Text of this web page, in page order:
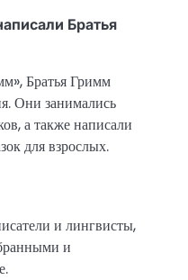
Братья
Братья Гримм
Они занимались
а также написали
для взрослых.
и лингвисты,
и